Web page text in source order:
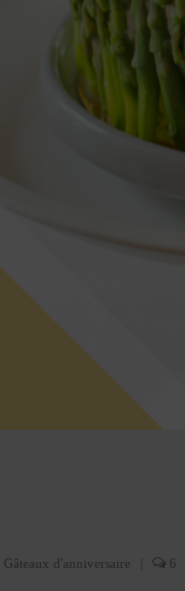
Gâteaux d'anniversaire 6